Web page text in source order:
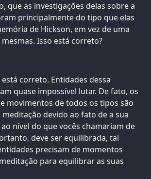
que as investigações delas sobre a
principalmente do tipo que elas
de Hickson, em vez de uma
Isso está correto?
está correto. Entidades dessa
quase impossível lutar. De fato, os
movimentos de todos os tipos são
devido ao fato de a sua
nível do que vocês chamariam de
deve ser equilibrada, tal
precisam de momentos
para equilibrar as suas